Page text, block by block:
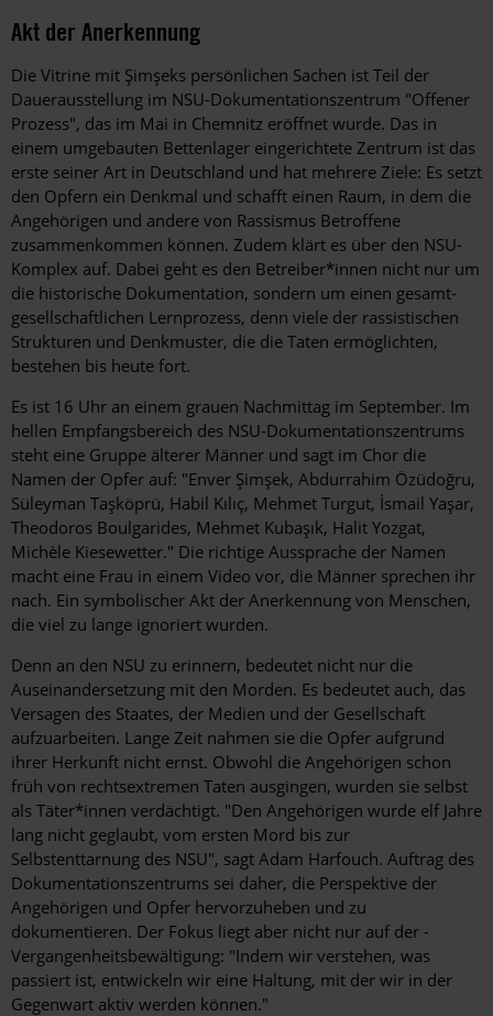
Akt der Anerkennung
Die Vitrine mit Şimşeks persönlichen Sachen ist Teil der
Dauerausstellung im NSU-Dokumentationszentrum "Offener
Prozess", das im Mai in Chemnitz eröffnet wurde. Das in
einem umgebauten Bettenlager eingerichtete Zentrum ist das
erste seiner Art in Deutschland und hat mehrere Ziele: Es setzt
den Opfern ein Denkmal und schafft einen Raum, in dem die
Angehörigen und andere von Rassismus Betroffene
zusammenkommen können. Zudem klärt es über den NSU-
Komplex auf. Dabei geht es den Betreiber*innen nicht nur um
die historische Dokumentation, sondern um einen gesamt­
gesellschaftlichen Lernprozess, denn ­viele der rassistischen
Strukturen und Denkmuster, die die Taten ermöglichten,
bestehen bis heute fort.
Es ist 16 Uhr an einem grauen Nachmittag im September. Im
hellen Empfangsbereich des NSU-Dokumentationszentrums
steht eine Gruppe älterer Männer und sagt im Chor die
Namen der ­Opfer auf: "Enver Şimşek, Abdurrahim Özüdoğru,
Süleyman Taşköprü, Habil Kılıç, Mehmet Turgut, İsmail Yaşar,
Theodoros Boulgarides, Mehmet Kubaşık, ­Halit Yozgat,
Michèle Kiesewetter." Die richtige Aussprache der Namen
macht eine Frau in einem Video vor, die Männer sprechen ihr
nach. Ein symbolischer Akt der Anerkennung von Menschen,
die viel zu lange ignoriert wurden.
Denn an den NSU zu erinnern, bedeutet nicht nur die
Auseinandersetzung mit den Morden. Es bedeutet auch, das
Versagen des Staates, der Medien und der Gesellschaft
aufzuarbeiten. Lange Zeit nahmen sie die Opfer aufgrund
ihrer Herkunft nicht ernst. Obwohl die Ange­hörigen schon
früh von rechtsextremen Taten ausgingen, wurden sie selbst
als Täter*innen verdächtigt. "Den Angehörigen wurde elf Jahre
lang nicht geglaubt, vom ersten Mord bis zur
Selbstenttarnung des NSU", sagt Adam Harfouch. Auftrag des
Dokumentationszentrums sei daher, die Perspektive der
Angehörigen und Opfer hervorzuheben und zu
dokumentieren. Der Fokus liegt aber nicht nur auf der ­
Vergangenheitsbewältigung: "Indem wir verstehen, was
passiert ist, entwickeln wir eine Haltung, mit der wir in der
Gegenwart aktiv werden können."